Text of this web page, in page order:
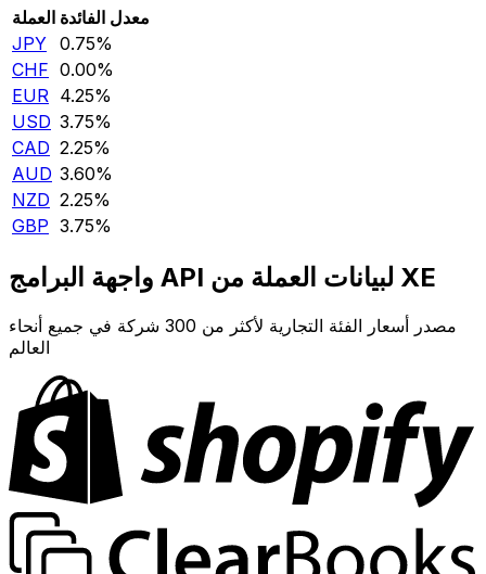
العملة معدل الفائدة
JPY 0.75‎%‎
CHF 0.00‎%‎
EUR 4.25‎%‎
USD 3.75‎%‎
CAD 2.25‎%‎
AUD 3.60‎%‎
NZD 2.25‎%‎
GBP 3.75‎%‎
واجهة البرامج API لبيانات العملة من XE
مصدر أسعار الفئة التجارية لأكثر من 300 شركة في جميع أنحاء
العالم